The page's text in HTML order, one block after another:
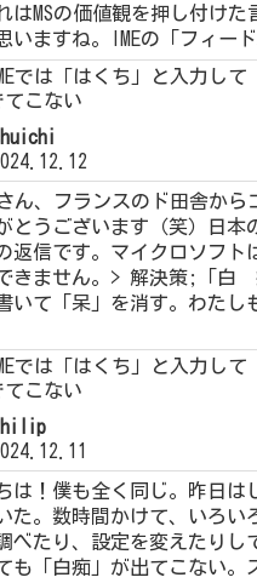
はMSの価値観を押し付けた
いますね。IMEの「フィー
では「はくち」と入力して
こない
ん、フランスのド田舎から
とうございます（笑）日本
返信です。マイクロソフト
きません。> 解決策;「白
いて「呆」を消す。わたし
では「はくち」と入力して
こない
は！僕も全く同じ。昨日は
た。数時間かけて、いろい
べたり、設定を変えたりし
も「白痴」が出てこない。